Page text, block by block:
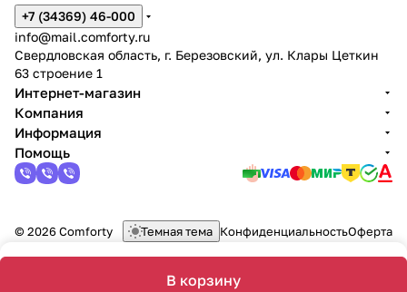
В корзину
+7 (34369) 46-000
info@mail.comforty.ru
Свердловская область, г. Березовский, ул. Клары Цеткин
63 строение 1
Интернет-магазин
Компания
Информация
Помощь
© 2026 Comforty Темная тема КонфиденциальностьОферта